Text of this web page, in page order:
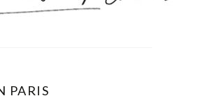
PARIS